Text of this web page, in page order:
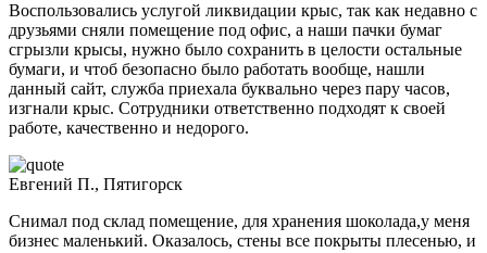
Воспользовались услугой ликвидации крыс, так как недавно с
друзьями сняли помещение под офис, а наши пачки бумаг
сгрызли крысы, нужно было сохранить в целости остальные
бумаги, и чтоб безопасно было работать вообще, нашли
данный сайт, служба приехала буквально через пару часов,
изгнали крыс. Сотрудники ответственно подходят к своей
работе, качественно и недорого.
Евгений П., Пятигорск
Снимал под склад помещение, для хранения шоколада,у меня
бизнес маленький. Оказалось, стены все покрыты плесенью, и